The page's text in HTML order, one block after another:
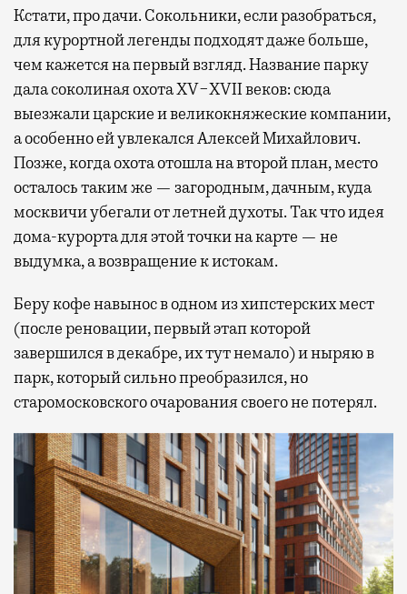
Кстати, про дачи. Сокольники, если разобраться,
для курортной легенды подходят даже больше,
чем кажется на первый взгляд. Название парку
дала соколиная охота XV−XVII веков: сюда
выезжали царские и великокняжеские компании,
а особенно ей увлекался Алексей Михайлович.
Позже, когда охота отошла на второй план, место
осталось таким же — загородным, дачным, куда
москвичи убегали от летней духоты. Так что идея
дома-курорта для этой точки на карте — не
выдумка, а возвращение к истокам.
Беру кофе навынос в одном из хипстерских мест
(после реновации, первый этап которой
завершился в декабре, их тут немало) и ныряю в
парк, который сильно преобразился, но
старомосковского очарования своего не потерял.